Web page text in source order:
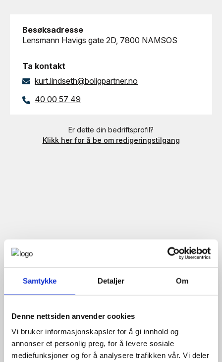
Samtykke Detaljer Om
Denne nettsiden anvender cookies
Vi bruker informasjonskapsler for å gi innhold og
annonser et personlig preg, for å levere sosiale
mediefunksjoner og for å analysere trafikken vår. Vi deler
Besøksadresse
Lensmann Havigs gate 2D, 7800 NAMSOS
Ta kontakt
kurt.lindseth@boligpartner.no
40 00 57 49
Er dette din bedriftsprofil?
Klikk her for å be om redigeringstilgang